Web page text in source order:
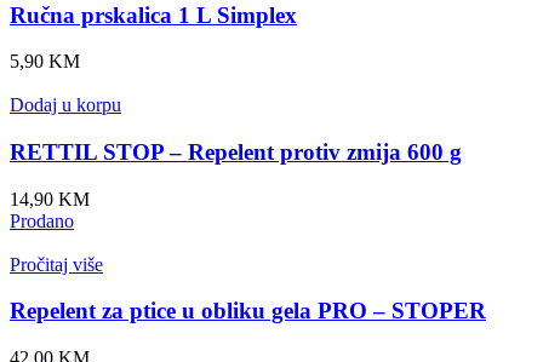
Ručna prskalica 1 L Simplex
5,90 KM
Dodaj u korpu
RETTIL STOP – Repelent protiv zmija 600 g
14,90 KM
Prodano
Pročitaj više
Repelent za ptice u obliku gela PRO – STOPER